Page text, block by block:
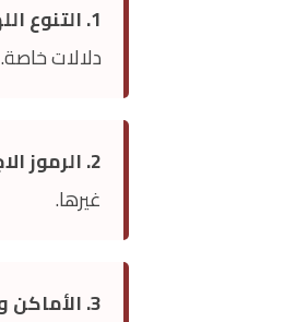
1. التنوع اللهجوي:
دلالات خاصة.
2. الرموز الاجتماعية:
غيرها.
3. الأماكن والآثار: